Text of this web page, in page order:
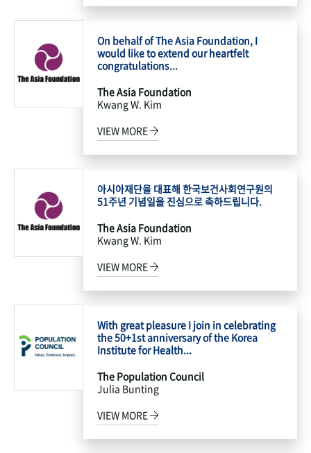
On behalf of The Asia Foundation, I
would like to extend our heartfelt
congratulations...
The Asia Foundation
Kwang W. Kim
VIEW MORE
아시아재단을 대표해 한국보건사회연구원의
51주년 기념일을 진심으로 축하드립니다.
The Asia Foundation
Kwang W. Kim
VIEW MORE
With great pleasure I join in celebrating
the 50+1st anniversary of the Korea
Institute for Health...
The Population Council
Julia Bunting
VIEW MORE